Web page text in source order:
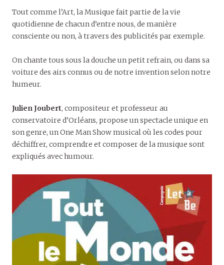
Tout comme l’Art, la Musique fait partie de la vie
quotidienne de chacun d’entre nous, de manière
consciente ou non, à travers des publicités par exemple.
On chante tous sous la douche un petit refrain, ou dans sa
voiture des airs connus ou de notre invention selon notre
humeur.
Julien Joubert, compositeur et professeur au
conservatoire d’Orléans, propose un spectacle unique en
son genre, un One Man Show musical où les codes pour
déchiffrer, comprendre et composer de la musique sont
expliqués avec humour.